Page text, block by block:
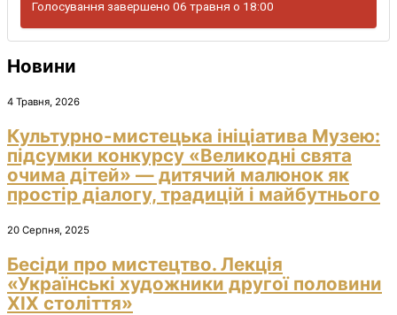
Голосування завершено 06 травня о 18:00
Новини
4 Травня, 2026
Культурно-мистецька ініціатива Музею:
підсумки конкурсу «Великодні свята
очима дітей» — дитячий малюнок як
простір діалогу, традицій і майбутнього
20 Серпня, 2025
Бесіди про мистецтво. Лекція
«Українські художники другої половини
ХІХ століття»